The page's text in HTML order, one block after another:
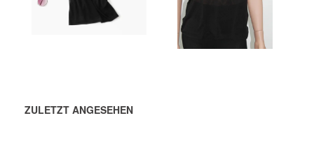
Mehr zeigen Mehr zeigen
ZULETZT ANGESEHEN